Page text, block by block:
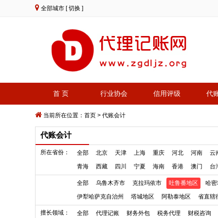
全部城市 [ 切换 ]
首 页 行业协会 信用评级 代
当前所在位置： 首页 > 代账会计
代账会计
所在省份： 全部 北京 天津 上海 重庆 河北 河南
云
青海
西藏 四川 宁夏 海南 香港 澳门 台
全部 乌鲁木齐市 克拉玛依市 吐鲁番地区
哈
伊犁哈萨克自治州
塔城地区 阿勒泰地区 省直辖
擅长领域： 全部 代理记账 财务外包 税务代理 财税咨询